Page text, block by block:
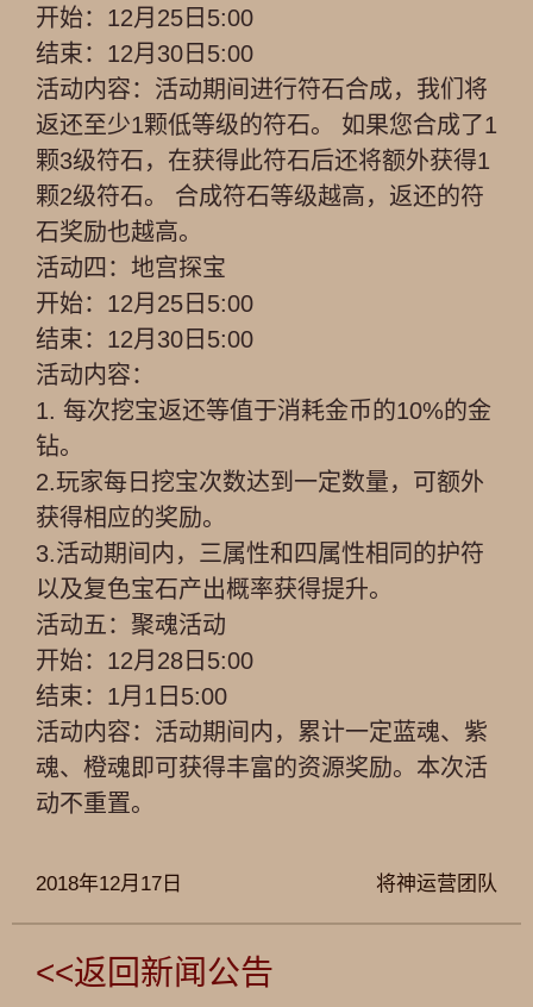
开始：12月25日5:00
结束：12月30日5:00
活动内容：活动期间进行符石合成，我们将
返还至少1颗低等级的符石。 如果您合成了1
颗3级符石，在获得此符石后还将额外获得1
颗2级符石。 合成符石等级越高，返还的符
石奖励也越高。
活动四：地宫探宝
开始：12月25日5:00
结束：12月30日5:00
活动内容：
1. 每次挖宝返还等值于消耗金币的10%的金
钻。
2.玩家每日挖宝次数达到一定数量，可额外
获得相应的奖励。
3.活动期间内，三属性和四属性相同的护符
以及复色宝石产出概率获得提升。
活动五：聚魂活动
开始：12月28日5:00
结束：1月1日5:00
活动内容：活动期间内，累计一定蓝魂、紫
魂、橙魂即可获得丰富的资源奖励。本次活
动不重置。
将神运营团队
2018年12月17日
<<返回新闻公告